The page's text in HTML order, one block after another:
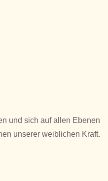
und sich auf allen Ebenen
unserer weiblichen Kraft.